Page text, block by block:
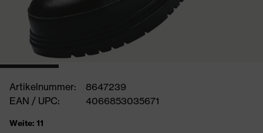
Artikelnummer:
8647239
EAN / UPC:
4066853035671
Weite: 11